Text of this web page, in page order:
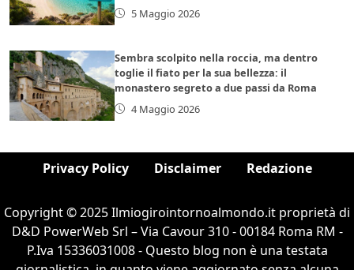
5 Maggio 2026
Sembra scolpito nella roccia, ma dentro
toglie il fiato per la sua bellezza: il
monastero segreto a due passi da Roma
4 Maggio 2026
Privacy Policy Disclaimer Redazione
Copyright © 2025 Ilmiogirointornoalmondo.it proprietà di
D&D PowerWeb Srl – Via Cavour 310 - 00184 Roma RM -
P.Iva 15336031008 - Questo blog non è una testata